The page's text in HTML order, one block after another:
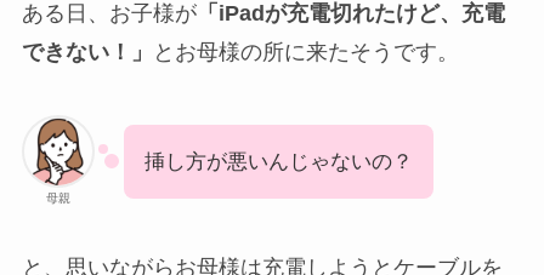
ある日、お子様が「iPadが充電切れたけど、充電
できない！」
とお母様の所に来たそうです。
母親
挿し方が悪いんじゃないの？
と、思いながらお母様は充電しようとケーブルを